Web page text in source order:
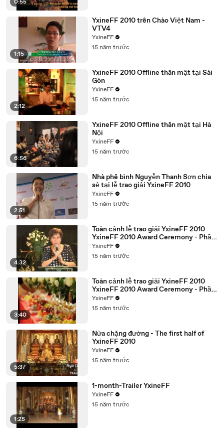
0:55
1:15
YxineFF 2010 trên Chào Việt Nam -
VTV4
YxineFF
15 năm trước
2:12
YxineFF 2010 Offline thân mật tại Sài
Gòn
YxineFF
15 năm trước
6:56
YxineFF 2010 Offline thân mật tại Hà
Nội
YxineFF
15 năm trước
2:51
Nhà phê bình Nguyễn Thanh Sơn chia
sẻ tại lễ trao giải YxineFF 2010
YxineFF
15 năm trước
4:32
Toàn cảnh lễ trao giải YxineFF 2010
YxineFF 2010 Award Ceremony - Phần
2
YxineFF
15 năm trước
3:40
Toàn cảnh lễ trao giải YxineFF 2010
YxineFF 2010 Award Ceremony - Phần
1
YxineFF
15 năm trước
5:37
Nửa chặng đường - The first half of
YxineFF 2010
YxineFF
15 năm trước
1:25
1-month-Trailer YxineFF
YxineFF
15 năm trước